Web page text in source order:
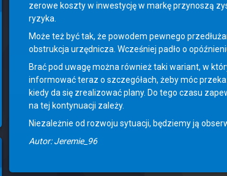
zerowe koszty w inwestycję w markę przynoszą
ryzyka.
Może też być tak, że powodem pewnego
obstrukcja urzędnicza. Wcześniej padło o
Brać pod uwagę można również taki wariant, w
informować teraz o szczegółach, żeby móc
kiedy da się zrealizować plany. Do tego czasu
na tej kontynuacji zależy.
Niezależnie od rozwoju sytuacji, będziemy ją
Autor: Jeremie_96